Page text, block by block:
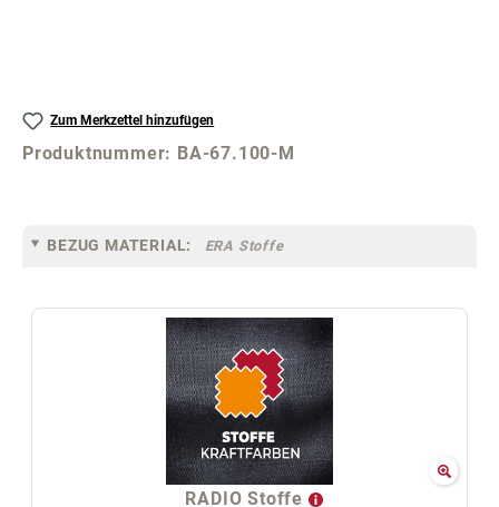
Zum Merkzettel hinzufügen
Produktnummer: BA-67.100-M
BEZUG MATERIAL: ERA Stoffe
RADIO Stoffe